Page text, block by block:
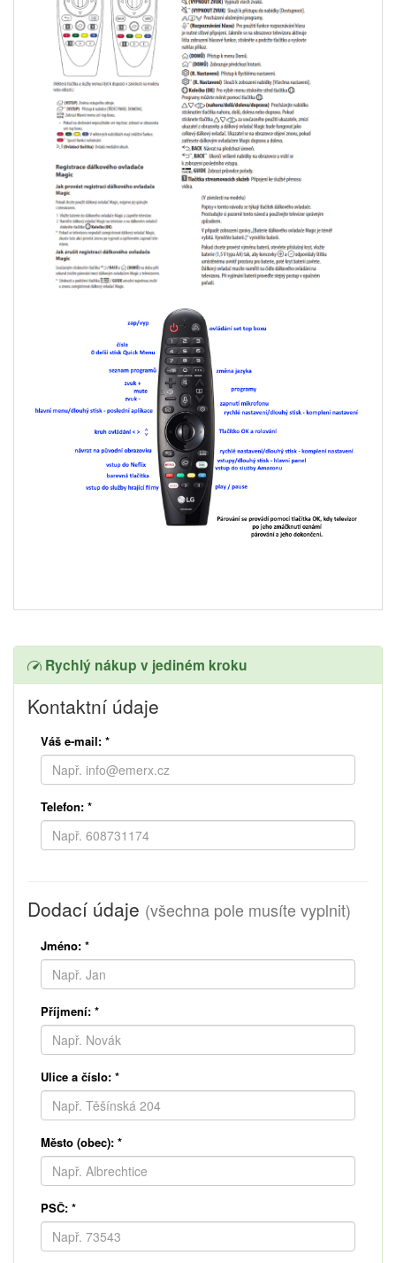
Rychlý nákup v jediném kroku
Kontaktní údaje
Váš e-mail: *
Telefon: *
Dodací údaje (všechna pole musíte vyplnit)
Jméno: *
Příjmení: *
Ulice a číslo: *
Město (obec): *
PSČ: *